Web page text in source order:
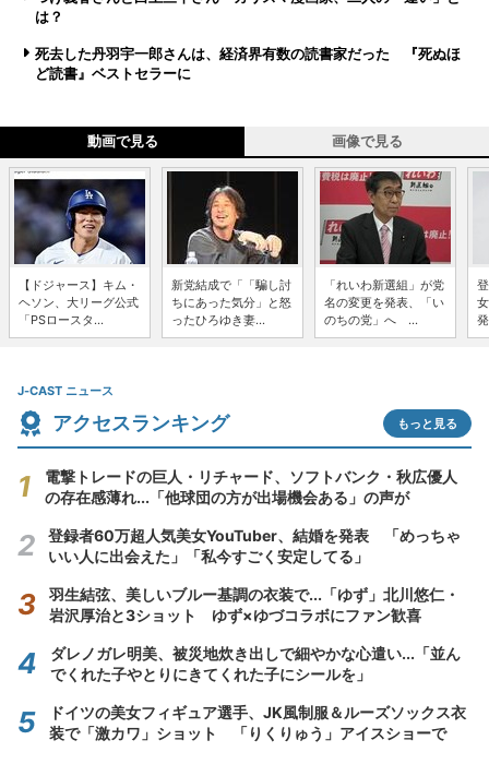
は？
死去した丹羽宇一郎さんは、経済界有数の読書家だった 『死ぬほ
ど読書』ベストセラーに
動画で見る 画像で見る
【ドジャース】キム・
ヘソン、大リーグ公式
「PSロースタ...
新党結成で「「騙し討
ちにあった気分」と怒
ったひろゆき妻...
「れいわ新選組」が党
名の変更を発表、「い
のちの党」へ ...
J-CAST ニュース
アクセスランキング もっと見る
電撃トレードの巨人・リチャード、ソフトバンク・秋広優人
の存在感薄れ...「他球団の方が出場機会ある」の声が
登録者60万超人気美女YouTuber、結婚を発表 「めっちゃ
いい人に出会えた」「私今すごく安定してる」
羽生結弦、美しいブルー基調の衣装で...「ゆず」北川悠仁・
岩沢厚治と3ショット ゆず×ゆづコラボにファン歓喜
ダレノガレ明美、被災地炊き出しで細やかな心遣い...「並ん
でくれた子やとりにきてくれた子にシールを」
ドイツの美女フィギュア選手、JK風制服＆ルーズソックス衣
装で「激カワ」ショット 「りくりゅう」アイスショーで